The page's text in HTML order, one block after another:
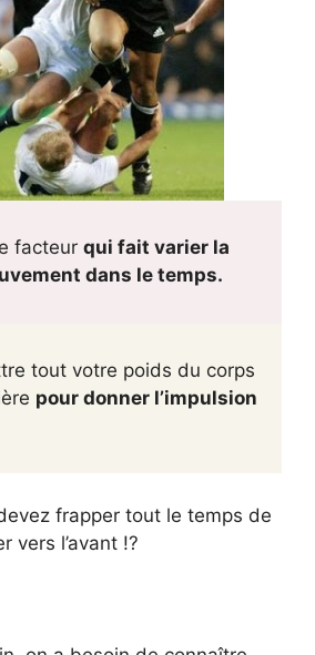
facteur qui fait varier la
dans le temps.
tout votre poids du corps
pour donner l’impulsion
frapper tout le temps de
vers l’avant !?